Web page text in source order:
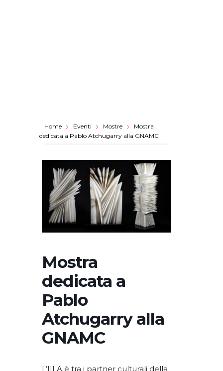
Home Eventi Mostre
Mostra
dedicata a Pablo Atchugarry alla GNAMC
Mostra
dedicata a
Pablo
Atchugarry alla
GNAMC
L’IILA è tra i partner culturali della